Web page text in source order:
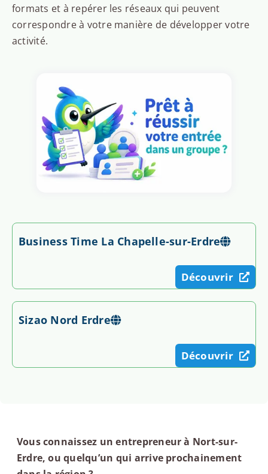
formats et à repérer les réseaux qui peuvent
correspondre à votre manière de développer votre
activité.
Business Time La Chapelle-sur-Erdre
Découvrir
Sizao Nord Erdre
Découvrir
Vous connaissez un entrepreneur à Nort-sur-
Erdre, ou quelqu’un qui arrive prochainement